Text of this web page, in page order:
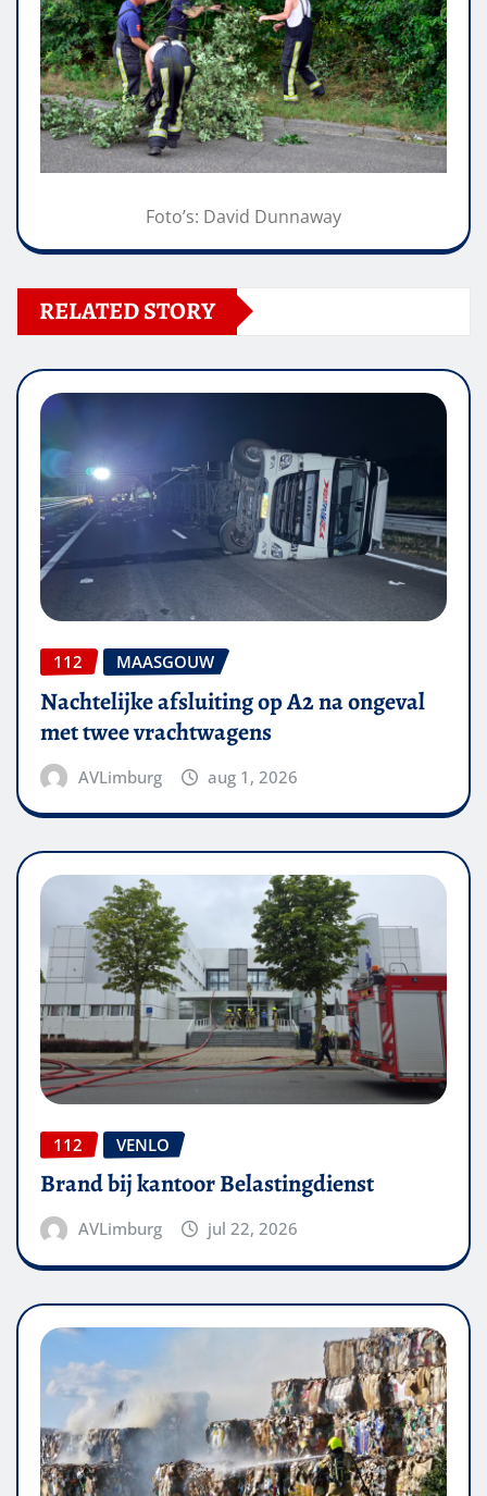
Foto’s: David Dunnaway
RELATED STORY
112 MAASGOUW
Nachtelijke afsluiting op A2 na ongeval
met twee vrachtwagens
AVLimburg aug 1, 2026
112 VENLO
Brand bij kantoor Belastingdienst
AVLimburg jul 22, 2026